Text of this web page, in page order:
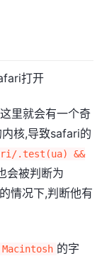
打开
里就会有一个奇
核,导致safari的
.test(ua) &&
会被判断为
情况下,判断他有
Macintosh 的字